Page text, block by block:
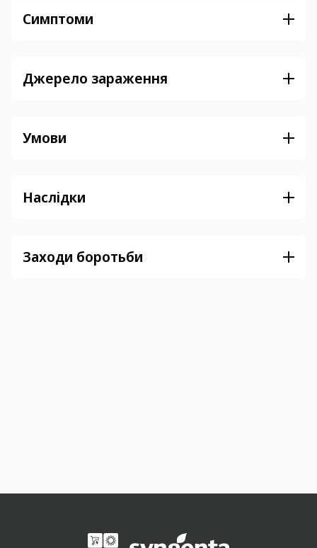
Симптоми
Джерело зараження
Умови
Наслідки
Заходи боротьби